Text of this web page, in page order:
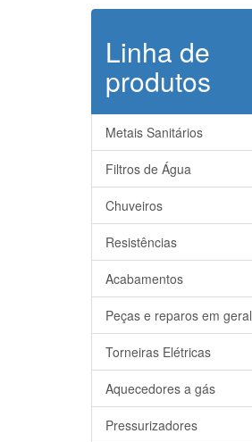
Linha de
produtos
Metais Sanitários
Filtros de Água
Chuveiros
Resistências
Acabamentos
Peças e reparos em geral
Torneiras Elétricas
Aquecedores a gás
Pressurizadores